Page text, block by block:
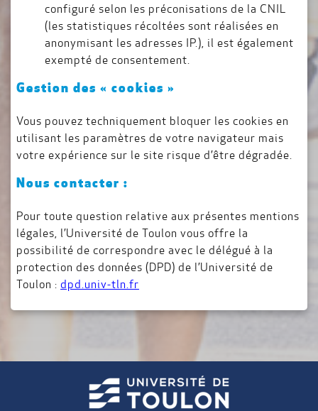
configuré selon les préconisations de la CNIL
(les statistiques récoltées sont réalisées en
anonymisant les adresses IP.), il est également
exempté de consentement.
Gestion des « cookies »
Vous pouvez techniquement bloquer les cookies en
utilisant les paramètres de votre navigateur mais
votre expérience sur le site risque d’être dégradée.
Nous contacter :
Pour toute question relative aux présentes mentions
légales, l’Université de Toulon vous offre la
possibilité de correspondre avec le délégué à la
protection des données (DPD) de l’Université de
Toulon : dpd.univ-tln.fr